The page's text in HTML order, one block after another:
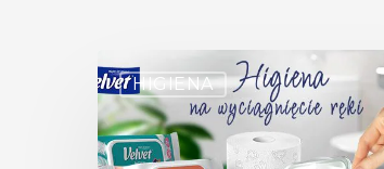
HIGIENA